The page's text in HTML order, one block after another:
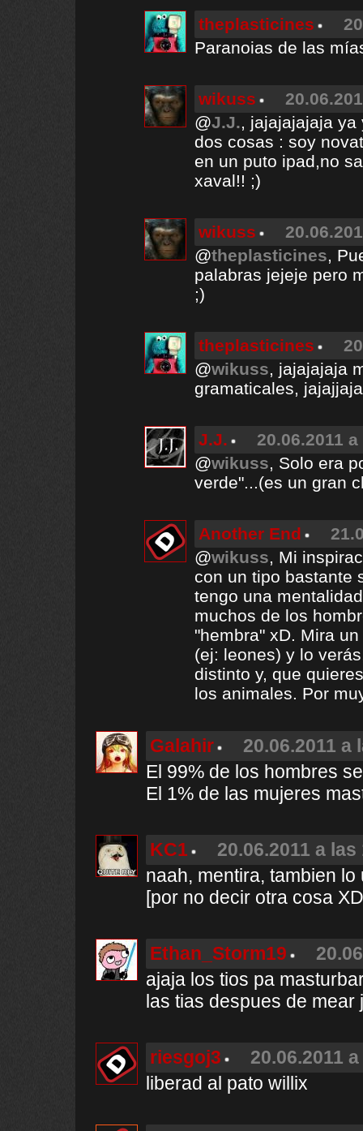
theplasticines
Paranoias de las
wikuss
@J.J., jajajajajaja ya
dos cosas : soy
en un puto ipad,no
xaval!! ;)
wikuss
@theplasticines,
palabras jejeje pero
;)
theplasticines
@wikuss, jajajajaja
gramaticales, jajajjaja
J.J.
20.06.2011
@wikuss, Solo era
verde"...(es un gran
Another End
@wikuss, Mi
con un tipo bastante
tengo una
muchos de los
"hembra" xD. Mira
(ej: leones) y lo
distinto y, que
los animales. Por
Galahir
20.06.2011 a
El 99% de los hombres
El 1% de las mujeres
KC1
20.06.2011 a las
naah, mentira, tambien
[por no decir otra cosa
Ethan_Storm19
ajaja los tios pa
las tias despues de mear
riesgoj3
20.06.2011
liberad al pato willix